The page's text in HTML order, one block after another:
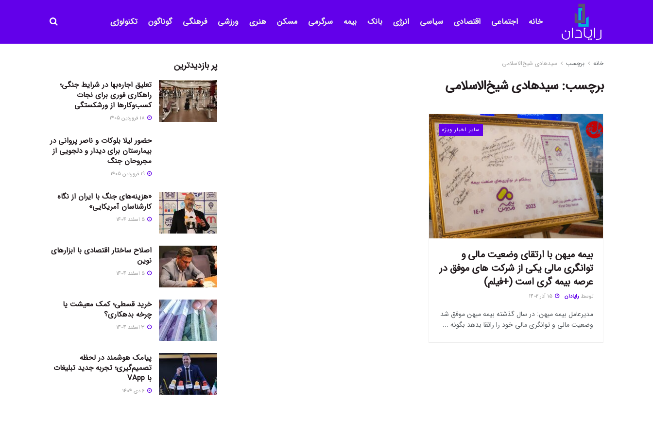
خانه اجتماعی اقتصادی سیاسی انرژی بانک بیمه سرگرمی مسکن هنری ورزشی فرهنگی گوناگون تکنولوژی
خانه برچسب سیدهادی شیخ‌الاسلامی
برچسب:سیدهادی شیخ‌الاسلامی
سایر اخبار ویژه
بیمه میهن با ارتقای وضعیت مالی و
توانگری مالی یکی از شرکت های موفق در
عرصه بیمه گری است (+فیلم)
توسط رایادان
مدیرعامل بیمه میهن: در سال گذشته بیمه میهن موفق شد
وضعیت مالی و توانگری مالی خود را راتقا بدهد بگونه ...
پر بازدیدترین
تعلیق اجاره‌بها در شرایط جنگی؛
راهکاری فوری برای نجات
کسب‌وکارها از ورشکستگی
حضور لیلا بلوکات و ناصر پروانی در
بیمارستان برای دیدار و دلجویی از
مجروحان جنگ
«هزینه‌های جنگ با ایران از نگاه
کارشناسان آمریکایی»
اصلاح ساختار اقتصادی با ابزارهای
نوین
خرید قسطی؛ کمک معیشت یا
چرخه بدهکاری؟
پیامک هوشمند در لحظه
تصمیم‌گیری؛ تجربه جدید تبلیغات
با VApp